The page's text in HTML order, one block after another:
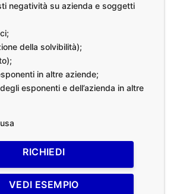
negatività su azienda e soggetti
della solvibilità);
in altre aziende;
esponenti e dell’azienda in altre
RICHIEDI
VEDI ESEMPIO